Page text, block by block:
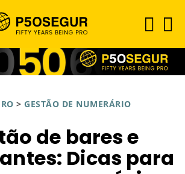
> GESTÃO DE NUMERÁRIO
de bares e
Dicas para